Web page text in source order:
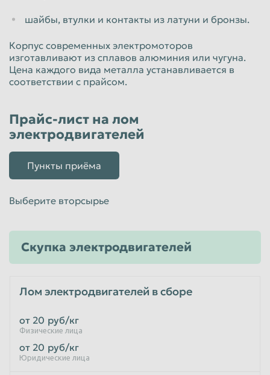
Чебоксары
Челябинск Череповец
Чита Шахты
Ярославль
шайбы, втулки и контакты из латуни и бронзы.
Корпус современных электромоторов
изготавливают из сплавов алюминия или чугуна.
Цена каждого вида металла устанавливается в
соответствии с прайсом.
Прайс-лист на лом
электродвигателей
Пункты приёма
Выберите вторсырье
Скупка электродвигателей
Лом электродвигателей в сборе
Физические лица
от 20 руб/кг
Юридические лица
от 20 руб/кг